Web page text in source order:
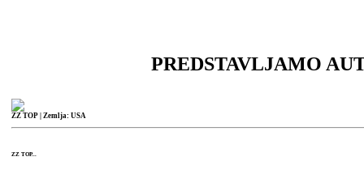
PREDSTAVLJAMO
ZZ TOP | Zemlja: USA
ZZ TOP...